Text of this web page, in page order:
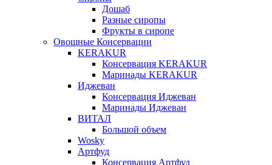
Дошаб
Разные сиропы
Фрукты в сиропе
Овощные Консервации
KERAKUR
Консервация KERAKUR
Маринады KERAKUR
Иджеван
Консервация Иджеван
Маринады Иджеван
ВИТАЛ
Большой объем
Wosky
Артфуд
Консервация Артфуд